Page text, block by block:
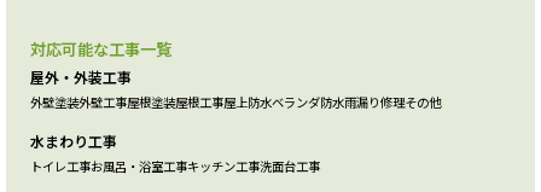
対応可能な工事一覧
屋外・外装工事
外壁塗装外壁工事屋根塗装屋根工事屋上防水ベランダ防水雨漏り修理その他
水まわり工事
トイレ工事お風呂・浴室工事キッチン工事洗面台工事